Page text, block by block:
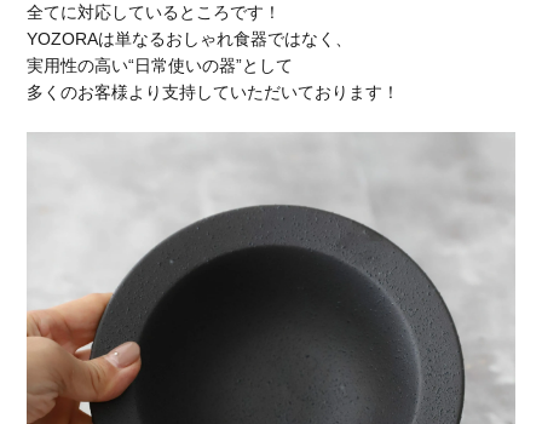
全てに対応しているところです！
YOZORAは単なるおしゃれ食器ではなく、
実用性の高い“日常使いの器”として
多くのお客様より支持していただいております！